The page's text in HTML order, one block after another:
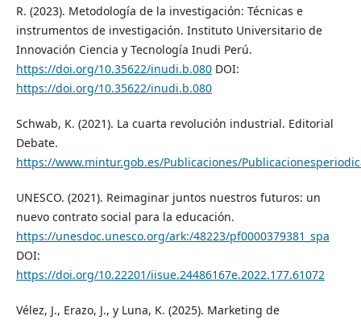
R. (2023). Metodología de la investigación: Técnicas e
instrumentos de investigación. Instituto Universitario de
Innovación Ciencia y Tecnología Inudi Perú.
https://doi.org/10.35622/inudi.b.080DOI:
https://doi.org/10.35622/inudi.b.080
Schwab, K. (2021). La cuarta revolución industrial. Editorial
Debate.
https://www.mintur.gob.es/Publicaciones/
UNESCO. (2021). Reimaginar juntos nuestros futuros: un
nuevo contrato social para la educación.
https://unesdoc.unesco.org/ark:/48223/pf0000379381_spa
DOI:
https://doi.org/10.22201/iisue.24486167e.2022.177.61072
Vélez, J., Erazo, J., y Luna, K. (2025). Marketing de